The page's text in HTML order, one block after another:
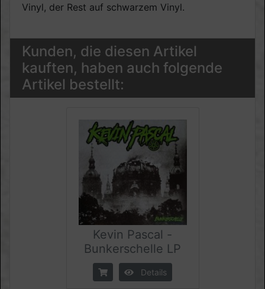
Vinyl, der Rest auf schwarzem Vinyl.
Kunden, die diesen Artikel
kauften, haben auch folgende
Artikel bestellt:
Kevin Pascal -
Bunkerschelle LP
Details